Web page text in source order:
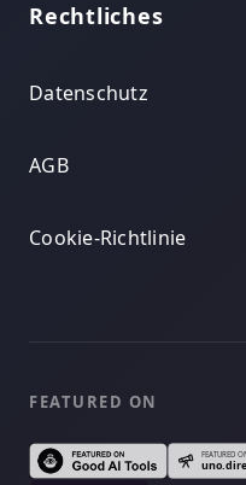
Rechtliches
Datenschutz
AGB
Cookie-Richtlinie
FEATURED ON